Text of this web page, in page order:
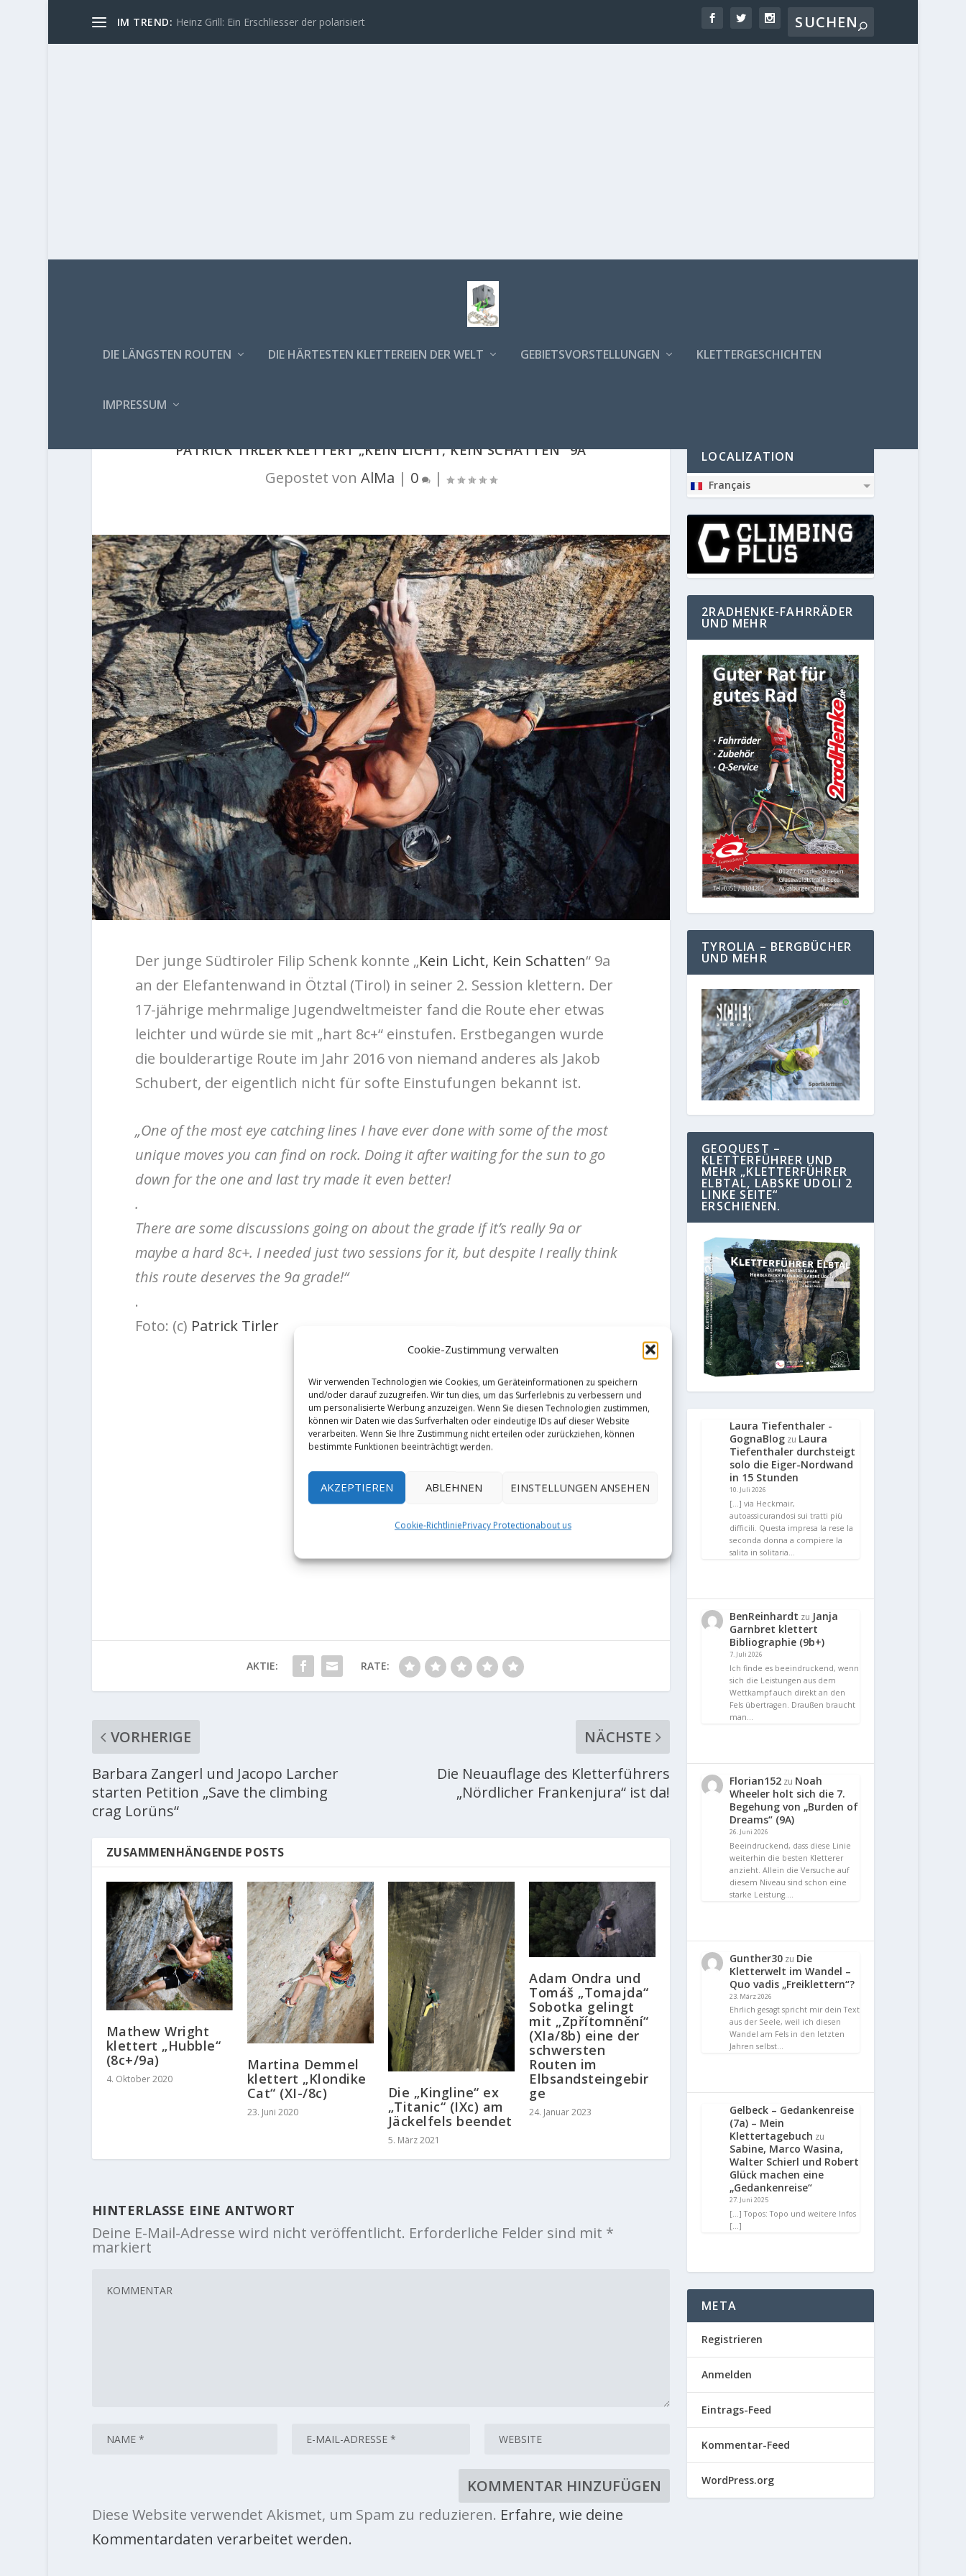
Cookie-Zustimmung verwalten
Wir verwenden Technologien wie Cookies, um Geräteinformationen zu speichern
und/oder darauf zuzugreifen. Wir tun dies, um das Surferlebnis zu verbessern und
um personalisierte Werbung anzuzeigen. Wenn Sie diesen Technologien zustimmen,
können wir Daten wie das Surfverhalten oder eindeutige IDs auf dieser Website
verarbeiten. Wenn Sie Ihre Zustimmung nicht erteilen oder zurückziehen, können
bestimmte Funktionen beeinträchtigt werden.
AKZEPTIEREN ABLEHNEN EINSTELLUNGEN ANSEHEN
Cookie-RichtliniePrivacy Protectionabout us
IM TREND: Heinz Grill: Ein Erschliesser der polarisiert
DIE LÄNGSTEN ROUTEN DIE HÄRTESTEN KLETTEREIEN DER WELT GEBIETSVORSTELLUNGEN KLETTERGESCHICHTEN
IMPRESSUM
PATRICK TIRLER KLETTERT „KEIN LICHT, KEIN SCHATTEN“ 9A
Gepostet von AlMa | 0 |
Der junge Südtiroler Filip Schenk konnte „Kein Licht, Kein Schatten“ 9a
an der Elefantenwand in Ötztal (Tirol) in seiner 2. Session klettern. Der
17-jährige mehrmalige Jugendweltmeister fand die Route eher etwas
leichter und würde sie mit „hart 8c+“ einstufen. Erstbegangen wurde
die boulderartige Route im Jahr 2016 von niemand anderes als Jakob
Schubert, der eigentlich nicht für softe Einstufungen bekannt ist.
„One of the most eye catching lines I have ever done with some of the most
unique moves you can find on rock. Doing it after waiting for the sun to go
down for the one and last try made it even better!
.
There are some discussions going on about the grade if it’s really 9a or
maybe a hard 8c+. I needed just two sessions for it, but despite I really think
this route deserves the 9a grade!“
.
Foto: (c) Patrick Tirler
AKTIE: RATE:
VORHERIGE
Barbara Zangerl und Jacopo Larcher
starten Petition „Save the climbing
crag Lorüns“
NÄCHSTE
Die Neuauflage des Kletterführers
„Nördlicher Frankenjura“ ist da!
ZUSAMMENHÄNGENDE POSTS
Mathew Wright
klettert „Hubble“
(8c+/9a)
4. Oktober 2020
Martina Demmel
klettert „Klondike
Cat“ (XI-/8c)
23. Juni 2020
Die „Kingline“ ex
„Titanic“ (IXc) am
Jäckelfels beendet
5. März 2021
Adam Ondra und
Tomáš „Tomajda“
Sobotka gelingt
mit „Zpřítomnění“
(XIa/8b) eine der
schwersten
Routen im
Elbsandsteingebir
ge
24. Januar 2023
HINTERLASSE EINE ANTWORT
Deine E-Mail-Adresse wird nicht veröffentlicht. Erforderliche Felder sind mit *
markiert
Diese Website verwendet Akismet, um Spam zu reduzieren. Erfahre, wie deine
Kommentardaten verarbeitet werden.
LOCALIZATION
Français
2RADHENKE-FAHRRÄDER
UND MEHR
TYROLIA – BERGBÜCHER
UND MEHR
GEOQUEST –
KLETTERFÜHRER UND
MEHR „KLETTERFÜHRER
ELBTAL, LABSKE UDOLI 2
LINKE SEITE“
ERSCHIENEN.
Laura Tiefenthaler -
GognaBlog zu Laura
Tiefenthaler durchsteigt
solo die Eiger-Nordwand
in 15 Stunden
10. Juli 2026
[…] via Heckmair,
autoassicurandosi sui tratti più
difficili. Questa impresa la rese la
seconda donna a compiere la
salita in solitaria…
BenReinhardt zu Janja
Garnbret klettert
Bibliographie (9b+)
7. Juli 2026
Ich finde es beeindruckend, wenn
sich die Leistungen aus dem
Wettkampf auch direkt an den
Fels übertragen. Draußen braucht
man…
Florian152 zu Noah
Wheeler holt sich die 7.
Begehung von „Burden of
Dreams“ (9A)
26. Juni 2026
Beeindruckend, dass diese Linie
weiterhin die besten Kletterer
anzieht. Allein die Versuche auf
diesem Niveau sind schon eine
starke Leistung.…
Gunther30 zu Die
Kletterwelt im Wandel –
Quo vadis „Freiklettern“?
23. März 2026
Ehrlich gesagt spricht mir dein Text
aus der Seele, weil ich diesen
Wandel am Fels in den letzten
Jahren selbst…
Gelbeck – Gedankenreise
(7a) – Mein
Klettertagebuch zu
Sabine, Marco Wasina,
Walter Schierl und Robert
Glück machen eine
„Gedankenreise“
27. Juni 2025
[…] Topos: Topo und weitere Infos
[…]
META
Registrieren
Anmelden
Eintrags-Feed
Kommentar-Feed
WordPress.org